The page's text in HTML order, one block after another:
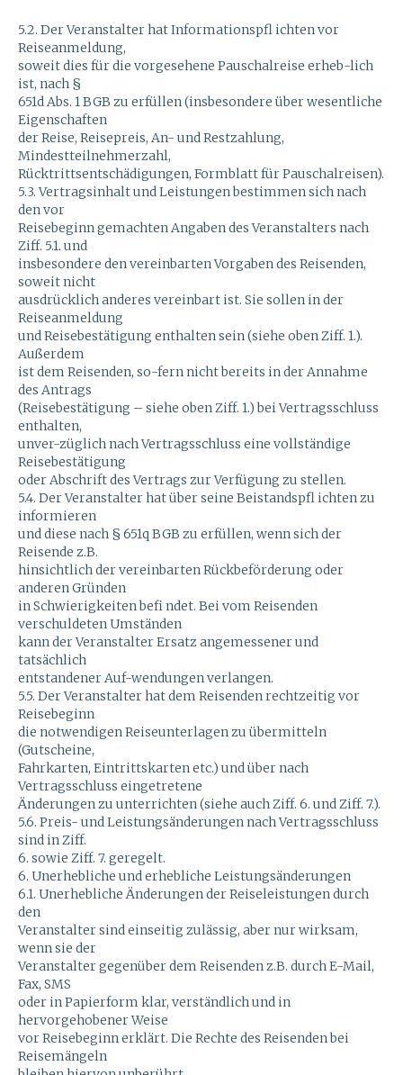
5.2. Der Veranstalter hat Informationspfl ichten vor
Reiseanmeldung,
soweit dies für die vorgesehene Pauschalreise erheb-lich
ist, nach §
651d Abs. 1 BGB zu erfüllen (insbesondere über wesentliche
Eigenschaften
der Reise, Reisepreis, An- und Restzahlung,
Mindestteilnehmerzahl,
Rücktrittsentschädigungen, Formblatt für Pauschalreisen).
5.3. Vertragsinhalt und Leistungen bestimmen sich nach
den vor
Reisebeginn gemachten Angaben des Veranstalters nach
Ziff. 5.1. und
insbesondere den vereinbarten Vorgaben des Reisenden,
soweit nicht
ausdrücklich anderes vereinbart ist. Sie sollen in der
Reiseanmeldung
und Reisebestätigung enthalten sein (siehe oben Ziff. 1.).
Außerdem
ist dem Reisenden, so-fern nicht bereits in der Annahme
des Antrags
(Reisebestätigung – siehe oben Ziff. 1.) bei Vertragsschluss
enthalten,
unver-züglich nach Vertragsschluss eine vollständige
Reisebestätigung
oder Abschrift des Vertrags zur Verfügung zu stellen.
5.4. Der Veranstalter hat über seine Beistandspfl ichten zu
informieren
und diese nach § 651q BGB zu erfüllen, wenn sich der
Reisende z.B.
hinsichtlich der vereinbarten Rückbeförderung oder
anderen Gründen
in Schwierigkeiten befi ndet. Bei vom Reisenden
verschuldeten Umständen
kann der Veranstalter Ersatz angemessener und
tatsächlich
entstandener Auf-wendungen verlangen.
5.5. Der Veranstalter hat dem Reisenden rechtzeitig vor
Reisebeginn
die notwendigen Reiseunterlagen zu übermitteln
(Gutscheine,
Fahrkarten, Eintrittskarten etc.) und über nach
Vertragsschluss eingetretene
Änderungen zu unterrichten (siehe auch Ziff. 6. und Ziff. 7.).
5.6. Preis- und Leistungsänderungen nach Vertragsschluss
sind in Ziff.
6. sowie Ziff. 7. geregelt.
6. Unerhebliche und erhebliche Leistungsänderungen
6.1. Unerhebliche Änderungen der Reiseleistungen durch
den
Veranstalter sind einseitig zulässig, aber nur wirksam,
wenn sie der
Veranstalter gegenüber dem Reisenden z.B. durch E-Mail,
Fax, SMS
oder in Papierform klar, verständlich und in
hervorgehobener Weise
vor Reisebeginn erklärt. Die Rechte des Reisenden bei
Reisemängeln